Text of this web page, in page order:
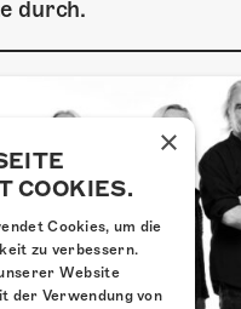
durch.
×
COOKIES.
Cookies, um die
zu verbessern.
Website
der Verwendung von